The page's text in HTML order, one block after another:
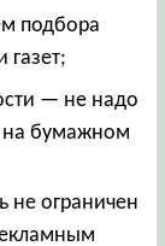
подбора
— не надо
на бумажном
не ограничен